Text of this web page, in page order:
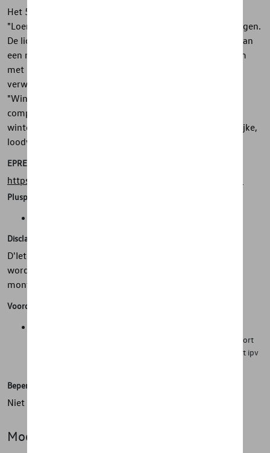
Het 5-dubbelspaaks design van de originele Volkswagen
"Loen" complete winterwielsets accentueert uw Volkswagen.
De lichtmetalen velg van het complete wiel is gemaakt van
een materiaalmix van aluminium, magnesium en silicium
met behulp van complexe giettechnologie en hoge
verwerkingskwaliteit. De high-performance band
"WinterContact TS 850 P ? ContiSeal" van Continental
completeert het Volkswagen Original "Loen" complete
winterwiel. De montage vindt plaats met milieuvriendelijke,
loodvrije balanceergewichten van zink.
EPREL
https://eprel.ec.europa.eu/screen/product/tyres/482975
Pluspunten
Disclaimer
D'Ieteren Automotive kan niet verantwoordelijk gesteld
worden als de montage op het voertuig afwijkt van de
montage vermeld op het COC.
Voordelen
Wisseltijden van zomer- naar winterwielen aanzienlijk verkort
en wisselkosten verlaagd door te kiezen voor een winterset ipv
Beperkingen
Niet voor de 79 kWh versie
Model(len)